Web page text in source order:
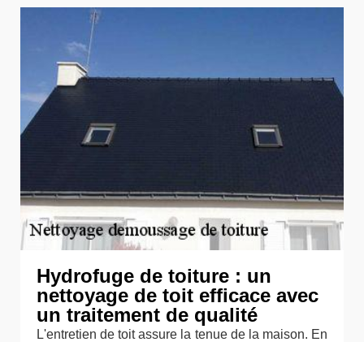
Hydrofuge de toiture : un
nettoyage de toit efficace avec
un traitement de qualité
L'entretien de toit assure la tenue de la maison. En